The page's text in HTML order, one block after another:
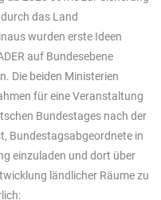
das Land
wurden erste Ideen
auf Bundesebene
Die beiden Ministerien
für eine Veranstaltung
Bundestages nach der
Bundestagsabgeordnete in
einzuladen und dort über
ländlicher Räume zu